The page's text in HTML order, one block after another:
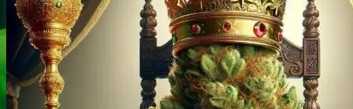
Kokain Tests
Kokain renhedhedstest
Crack renhedhedstest
Kokain blandingsmiddel test